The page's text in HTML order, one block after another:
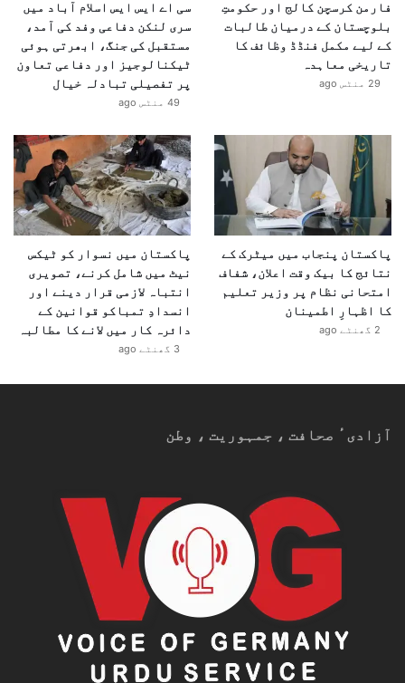
فارمن کرسچن کالج اور حکومتِ
بلوچستان کے درمیان طالبات
کے لیے مکمل فنڈڈ وظائف کا
تاریخی معاہدہ
29 منٹس ago
سی اے ایس ایس اسلام آباد میں
سری لنکن دفاعی وفد کی آمد،
مستقبل کی جنگ، ابھرتی ہوئی
ٹیکنالوجیز اور دفاعی تعاون
پر تفصیلی تبادلہ خیال
49 منٹس ago
پاکستان پنجاب میں میٹرک کے
نتائج کا بیک وقت اعلان، شفاف
امتحانی نظام پر وزیر تعلیم
کا اظہارِ اطمینان
2 گھنٹے ago
پاکستان میں نسوار کو ٹیکس
نیٹ میں شامل کرنے، تصویری
انتباہ لازمی قرار دینے اور
انسدادِ تمباکو قوانین کے
دائرہ کار میں لانے کا مطالبہ
3 گھنٹے ago
آزادیٴ صحافت ، جمہوریت ، وطن